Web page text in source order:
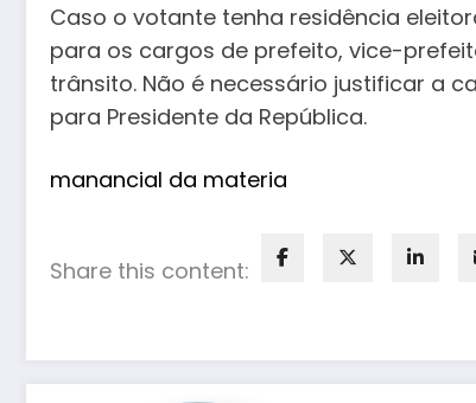
Caso o votante tenha residência
para os cargos de prefeito, vice-
trânsito. Não é necessário justificar a
para Presidente da República.
manancial da materia
Share this content: